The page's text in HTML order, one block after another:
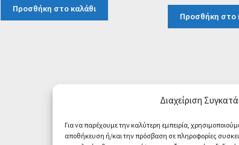
Διαχείριση
Για να παρέχουμε την καλύτερη εμπειρία,
αποθήκευση ή/και την πρόσβαση σε πληροφορίες
was:
€4.90.
τιμή
είναι:
Προσθήκη στο καλάθι
was:
€32.90.
Προσθήκη στο